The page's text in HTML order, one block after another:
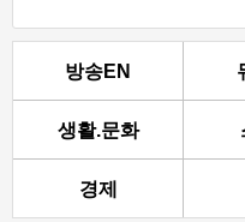
방송EN
생활.문화
경제